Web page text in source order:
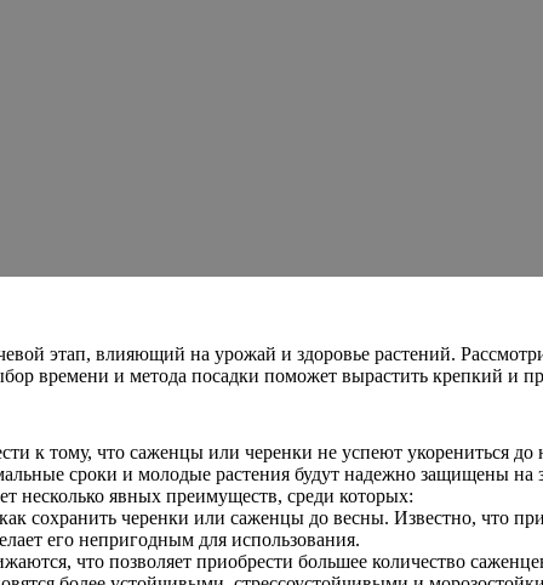
этап, влияющий на урожай и здоровье растений.
времени и метода посадки поможет вырастить крепкий и
к тому, что саженцы или черенки не успеют укорениться
сроки и молодые растения будут надежно защищены
несколько явных преимуществ, среди которых:
сохранить черенки или саженцы до весны. Известно, что
его непригодным для использования.
что позволяет приобрести большее количество